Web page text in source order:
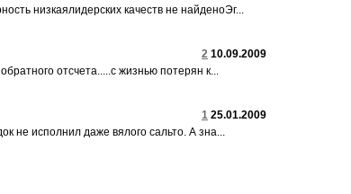
низкаялидерских качеств не найденоЭг...
2 10.09.2009
отсчета.....с жизнью потерян к...
1 25.01.2009
не исполнил даже вялого сальто. А зна...